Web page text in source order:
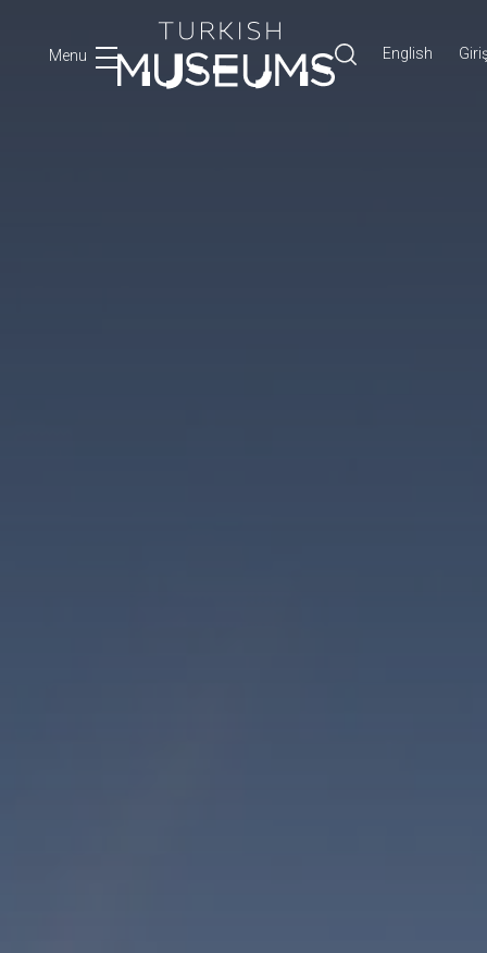
Menu
English